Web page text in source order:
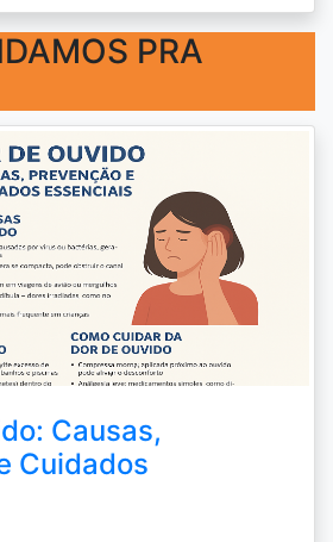
PRA
Causas,
Cuidados